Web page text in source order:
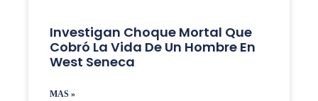
Investigan Choque Mortal Que
Cobró La Vida De Un Hombre En
West Seneca
MAS »